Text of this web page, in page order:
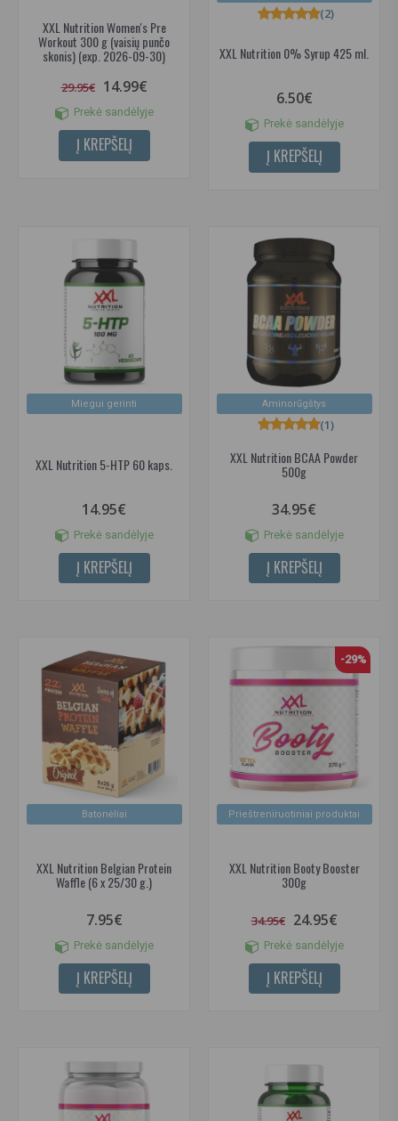
XXL Nutrition Women's Pre
Workout 300 g (vaisių punčo
skonis) (exp. 2026-09-30)
29.95€ 14.99€
Prekė sandėlyje
Į KREPŠELĮ
XXL Nutrition 0% Syrup 425 ml.
(2)
6.50€
Prekė sandėlyje
Į KREPŠELĮ
Miegui gerinti
XXL Nutrition 5-HTP 60 kaps.
14.95€
Prekė sandėlyje
Į KREPŠELĮ
Aminorūgštys
XXL Nutrition BCAA Powder
500g
(1)
34.95€
Prekė sandėlyje
Į KREPŠELĮ
Batonėliai
XXL Nutrition Belgian Protein
Waffle (6 x 25/30 g.)
7.95€
Prekė sandėlyje
Į KREPŠELĮ
Prieštreniruotiniai produktai
-29%
XXL Nutrition Booty Booster
300g
34.95€ 24.95€
Prekė sandėlyje
Į KREPŠELĮ